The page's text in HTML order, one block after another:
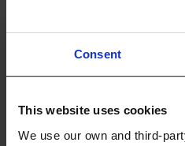
Consent
This website uses cookies
We use our own and third-
Mail: